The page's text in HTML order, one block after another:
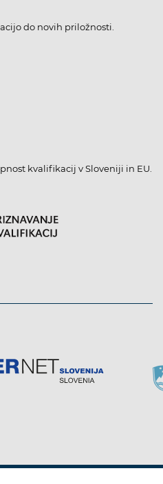
do novih priložnosti.
kvalifikacij v Sloveniji in EU.